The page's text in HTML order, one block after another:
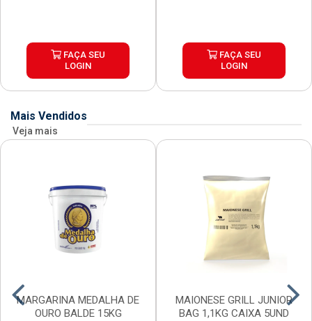
FAÇA SEU
LOGIN
FAÇA SEU
LOGIN
Mais Vendidos
Veja mais
MARGARINA MEDALHA DE
OURO BALDE 15KG
MAIONESE GRILL JUNIOR
BAG 1,1KG CAIXA 5UND